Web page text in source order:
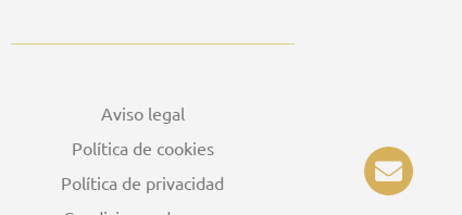
E
n
Aviso legal
Política de cookies
Política de privacidad